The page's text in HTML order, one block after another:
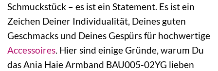
Schmuckstück – es ist ein Statement. Es ist ein
Zeichen Deiner Individualität, Deines guten
Geschmacks und Deines Gespürs für hochwertige
Accessoires. Hier sind einige Gründe, warum Du
das Ania Haie Armband BAU005-02YG lieben